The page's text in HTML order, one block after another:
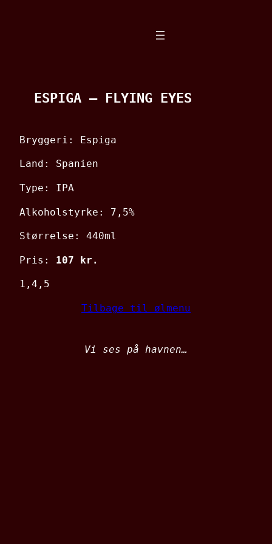
ESPIGA – FLYING EYES
Bryggeri: Espiga
Land: Spanien
Type: IPA
Alkoholstyrke: 7,5%
Størrelse: 440ml
Pris: 107 kr.
1,4,5
Tilbage til ølmenu
Vi ses på havnen…